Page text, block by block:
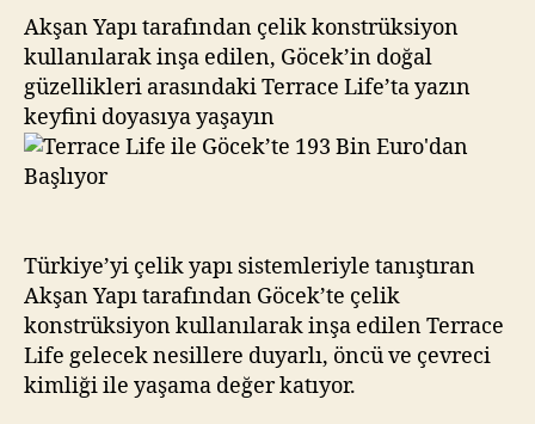
193
Bin
Euro’dan
Başlıyor
Akşan Yapı tarafından çelik konstrüksiyon
kullanılarak inşa edilen, Göcek’in doğal
güzellikleri arasındaki Terrace Life’ta yazın
keyfini doyasıya yaşayın
Türkiye’yi çelik yapı sistemleriyle tanıştıran
Akşan Yapı tarafından Göcek’te çelik
konstrüksiyon kullanılarak inşa edilen Terrace
Life gelecek nesillere duyarlı, öncü ve çevreci
kimliği ile yaşama değer katıyor.